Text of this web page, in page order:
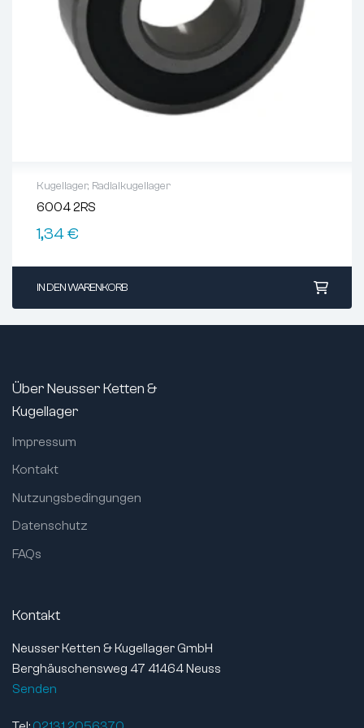
Kugellager, Radialkugellager
6004 2RS
1,34€
IN DEN WARENKORB
Über Neusser Ketten &
Kugellager
Impressum
Kontakt
Nutzungsbedingungen
Datenschutz
FAQs
Kontakt
Neusser Ketten & Kugellager GmbH
Berghäuschensweg 47 41464 Neuss
Senden